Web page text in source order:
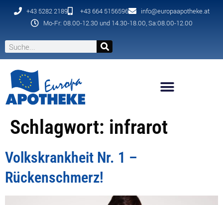
+43 5282 2189 +43 664 5156596
info@europaapotheke.at
Mo-Fr: 08.00-12.30 und 14.30-18.00, Sa:08.00-12.00
Schlagwort: infrarot
Volkskrankheit Nr. 1 –
Rückenschmerz!